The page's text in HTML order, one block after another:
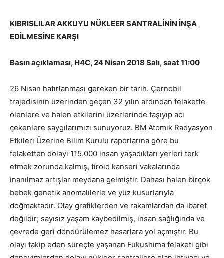
KIBRISLILAR AKKUYU NÜKLEER SANTRALİNİN İNŞA
EDİLMESİNE KARŞI
Basın açıklaması, H4C, 24 Nisan 2018 Salı, saat 11:00
26 Nisan hatırlanması gereken bir tarih. Çernobil
trajedisinin üzerinden geçen 32 yılın ardından felakette
ölenlere ve halen etkilerini üzerlerinde taşıyıp acı
çekenlere saygılarımızı sunuyoruz. BM Atomik Radyasyon
Etkileri Üzerine Bilim Kurulu raporlarına göre bu
felaketten dolayı 115.000 insan yaşadıkları yerleri terk
etmek zorunda kalmış, tiroid kanseri vakalarında
inanılmaz artışlar meydana gelmiştir. Dahası halen birçok
bebek genetik anomalilerle ve yüz kusurlarıyla
doğmaktadır. Olay grafiklerden ve rakamlardan da ibaret
değildir; sayısız yaşam kaybedilmiş, insan sağlığında ve
çevrede geri döndürülemez hasarlara yol açmıştır. Bu
olayı takip eden süreçte yaşanan Fukushima felaketi gibi